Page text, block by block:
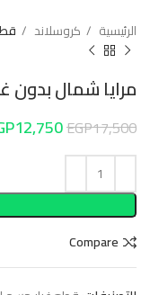
الرئيسية كروسلاند
مرايا شمال بدون
EGP17,500
12,750
Compare